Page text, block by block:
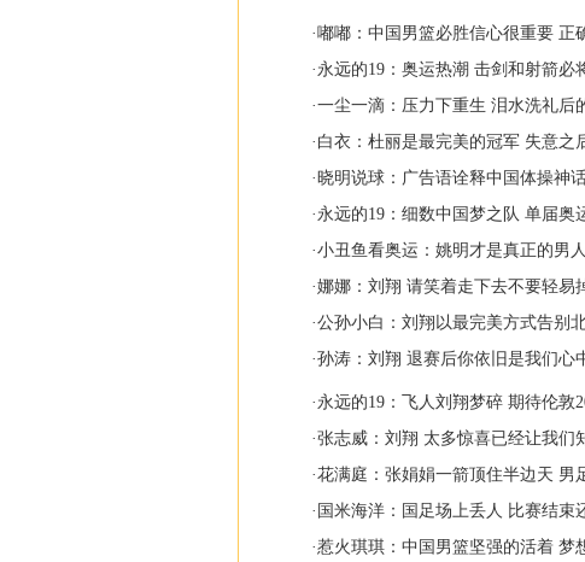
·嘟嘟：中国男篮必胜信心很重要 正
· 永远的19：奥运热潮 击剑和射箭必
·一尘一滴：压力下重生 泪水洗礼后
· 白衣：杜丽是最完美的冠军 失意之
· 晓明说球：广告语诠释中国体操神
· 永远的19：细数中国梦之队 单届奥
·小丑鱼看奥运：姚明才是真正的男人
·娜娜：刘翔 请笑着走下去不要轻易
·公孙小白：刘翔以最完美方式告别
·孙涛：刘翔 退赛后你依旧是我们心
· 永远的19：飞人刘翔梦碎 期待伦敦
·张志威：刘翔 太多惊喜已经让我们
·花满庭：张娟娟一箭顶住半边天 男
· 国米海洋：国足场上丢人 比赛结束
·惹火琪琪：中国男篮坚强的活着 梦